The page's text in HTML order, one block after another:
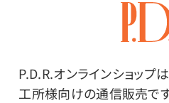
P.D.R.オンラインショップ
工所様向けの通信販売です